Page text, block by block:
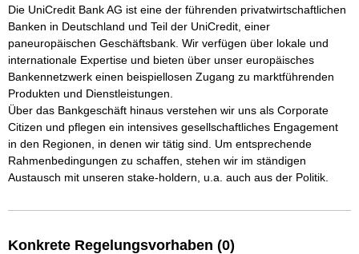
Die UniCredit Bank AG ist eine der führenden privatwirtschaftlichen
Banken in Deutschland und Teil der UniCredit, einer
paneuropäischen Geschäftsbank. Wir verfügen über lokale und
internationale Expertise und bieten über unser europäisches
Bankennetzwerk einen beispiellosen Zugang zu marktführenden
Produkten und Dienstleistungen.
Über das Bankgeschäft hinaus verstehen wir uns als Corporate
Citizen und pflegen ein intensives gesellschaftliches Engagement
in den Regionen, in denen wir tätig sind. Um entsprechende
Rahmenbedingungen zu schaffen, stehen wir im ständigen
Konkrete Regelungsvorhaben (0)